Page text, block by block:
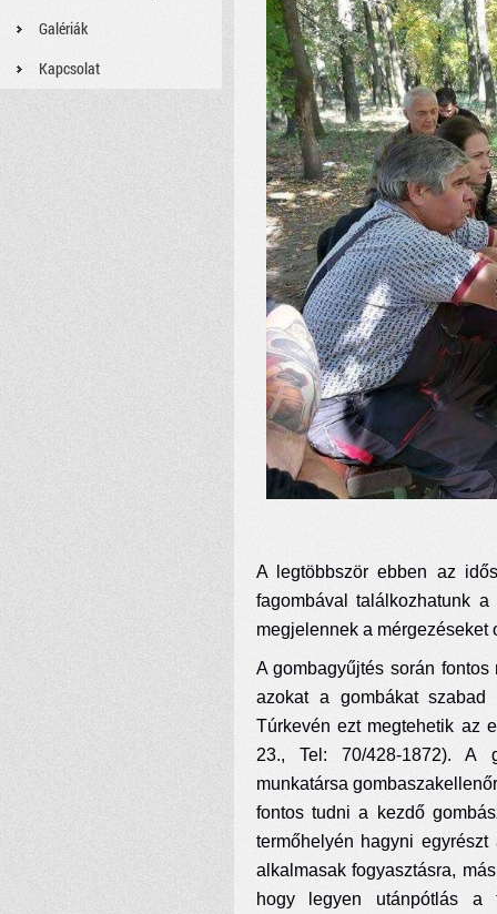
Galériák
Kapcsolat
A legtöbbször ebben az
fagombával találkozhatunk
megjelennek a mérgezéseket
A gombagyűjtés során
azokat a gombákat szabad
Túrkevén ezt megtehetik az
23., Tel: 70/428-1872). A
munkatársa
fontos tudni a kezdő
termőhelyén hagyni
alkalmasak fogyasztásra,
hogy legyen utánpótlás a